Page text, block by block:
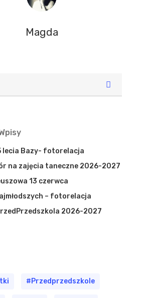
Magda
lecia Bazy- fotorelacja
na zajęcia taneczne 2026-2027
13 czerwca
– fotorelacja
2026-2027
#przedprzedszkole